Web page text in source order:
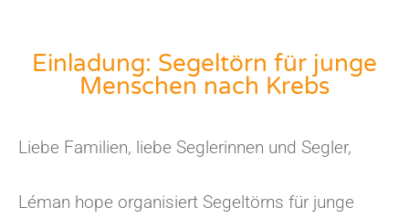
Einladung: Segeltörn für junge
Menschen nach Krebs
Liebe Familien, liebe Seglerinnen und Segler,
Léman hope organisiert Segeltörns für junge